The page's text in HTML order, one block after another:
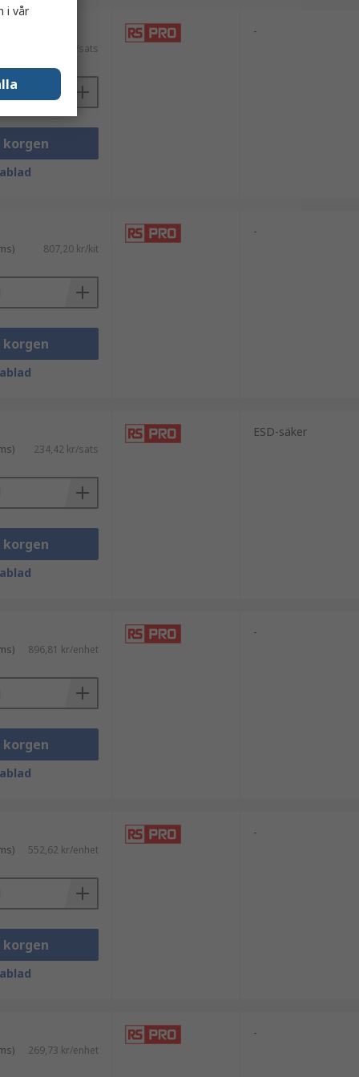
311,81 kr/sats
korgen
-
807,20 kr/kit
korgen
-
234,42 kr/sats
korgen
ESD-säker
896,81 kr/enhet
korgen
-
552,62 kr/enhet
korgen
-
269,73 kr/enhet
-
i vår